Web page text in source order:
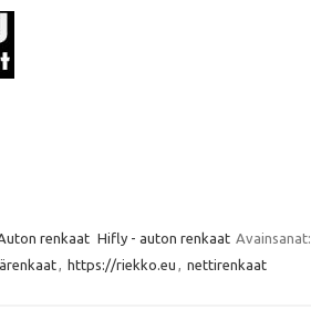
renkaat Hifly - auton renkaat Avainsanat:
, https://riekko.eu , nettirenkaat